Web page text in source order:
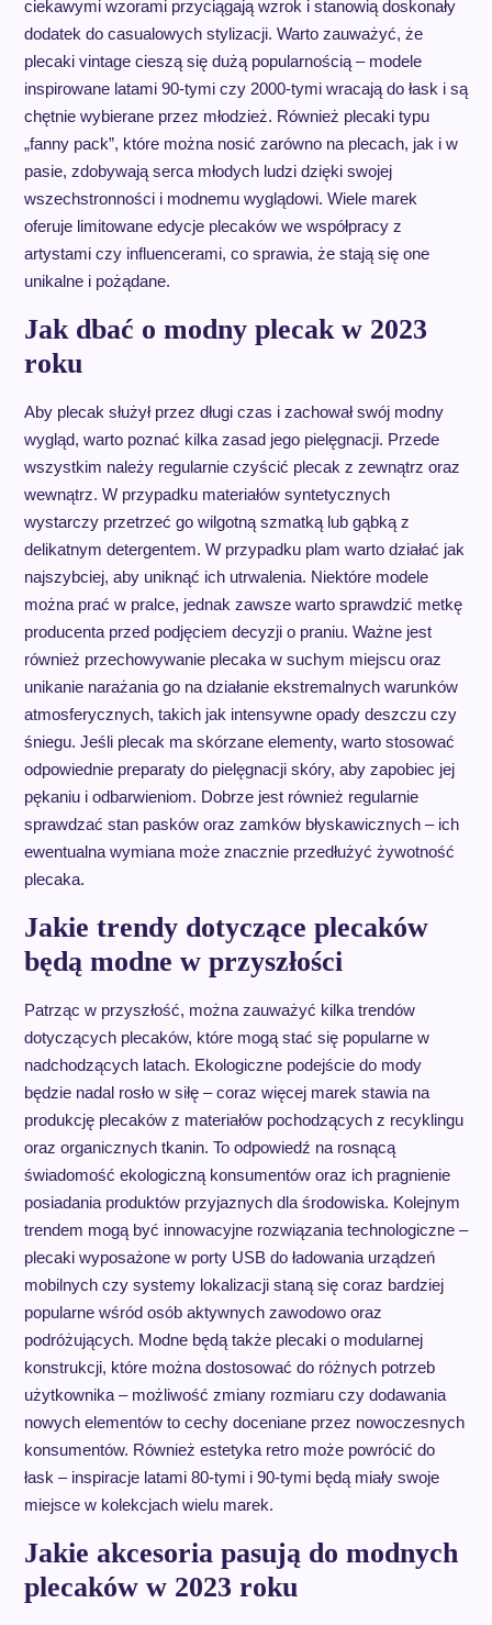
ciekawymi wzorami przyciągają wzrok i stanowią doskonały
dodatek do casualowych stylizacji. Warto zauważyć, że
plecaki vintage cieszą się dużą popularnością – modele
inspirowane latami 90-tymi czy 2000-tymi wracają do łask i są
chętnie wybierane przez młodzież. Również plecaki typu
„fanny pack”, które można nosić zarówno na plecach, jak i w
pasie, zdobywają serca młodych ludzi dzięki swojej
wszechstronności i modnemu wyglądowi. Wiele marek
oferuje limitowane edycje plecaków we współpracy z
artystami czy influencerami, co sprawia, że stają się one
unikalne i pożądane.
Jak dbać o modny plecak w 2023
roku
Aby plecak służył przez długi czas i zachował swój modny
wygląd, warto poznać kilka zasad jego pielęgnacji. Przede
wszystkim należy regularnie czyścić plecak z zewnątrz oraz
wewnątrz. W przypadku materiałów syntetycznych
wystarczy przetrzeć go wilgotną szmatką lub gąbką z
delikatnym detergentem. W przypadku plam warto działać jak
najszybciej, aby uniknąć ich utrwalenia. Niektóre modele
można prać w pralce, jednak zawsze warto sprawdzić metkę
producenta przed podjęciem decyzji o praniu. Ważne jest
również przechowywanie plecaka w suchym miejscu oraz
unikanie narażania go na działanie ekstremalnych warunków
atmosferycznych, takich jak intensywne opady deszczu czy
śniegu. Jeśli plecak ma skórzane elementy, warto stosować
odpowiednie preparaty do pielęgnacji skóry, aby zapobiec jej
pękaniu i odbarwieniom. Dobrze jest również regularnie
sprawdzać stan pasków oraz zamków błyskawicznych – ich
ewentualna wymiana może znacznie przedłużyć żywotność
plecaka.
Jakie trendy dotyczące plecaków
będą modne w przyszłości
Patrząc w przyszłość, można zauważyć kilka trendów
dotyczących plecaków, które mogą stać się popularne w
nadchodzących latach. Ekologiczne podejście do mody
będzie nadal rosło w siłę – coraz więcej marek stawia na
produkcję plecaków z materiałów pochodzących z recyklingu
oraz organicznych tkanin. To odpowiedź na rosnącą
świadomość ekologiczną konsumentów oraz ich pragnienie
posiadania produktów przyjaznych dla środowiska. Kolejnym
trendem mogą być innowacyjne rozwiązania technologiczne –
plecaki wyposażone w porty USB do ładowania urządzeń
mobilnych czy systemy lokalizacji staną się coraz bardziej
popularne wśród osób aktywnych zawodowo oraz
podróżujących. Modne będą także plecaki o modularnej
konstrukcji, które można dostosować do różnych potrzeb
użytkownika – możliwość zmiany rozmiaru czy dodawania
nowych elementów to cechy doceniane przez nowoczesnych
konsumentów. Również estetyka retro może powrócić do
łask – inspiracje latami 80-tymi i 90-tymi będą miały swoje
miejsce w kolekcjach wielu marek.
Jakie akcesoria pasują do modnych
plecaków w 2023 roku